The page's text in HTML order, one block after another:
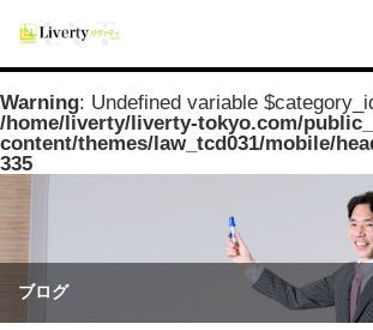
Warning: Undefined variable
/home/liverty/liverty-tokyo.com/
content/themes/law_tcd031/mobile/
335
ブログ